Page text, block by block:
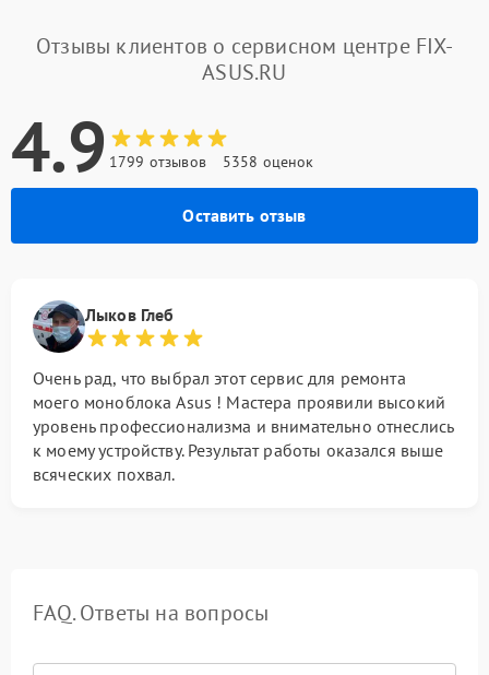
Отзывы клиентов о сервисном центре FIX-
ASUS.RU
4.9 1799 отзывов 5358 оценок
Оставить отзыв
Лыков Глеб
Очень рад, что выбрал этот сервис для ремонта
моего моноблока Asus ! Мастера проявили высокий
уровень профессионализма и внимательно отнеслись
к моему устройству. Результат работы оказался выше
всяческих похвал.
FAQ. Ответы на вопросы